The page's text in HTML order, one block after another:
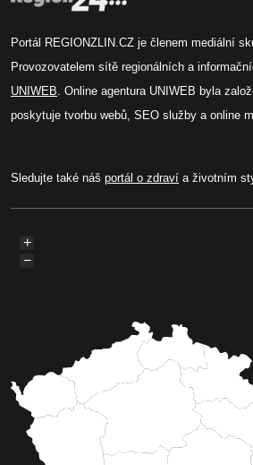
Portál REGIONZLIN.CZ je členem mediální
Provozovatelem sítě regionálních a
UNIWEB . Online agentura UNIWEB byla
poskytuje tvorbu webů, SEO služby a online
Sledujte také náš portál o zdraví a životním
+
−